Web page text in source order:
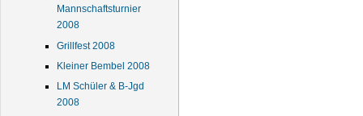
Mannschaftsturnier
2008
Grillfest 2008
Kleiner Bembel 2008
LM Schüler & B-Jgd
2008